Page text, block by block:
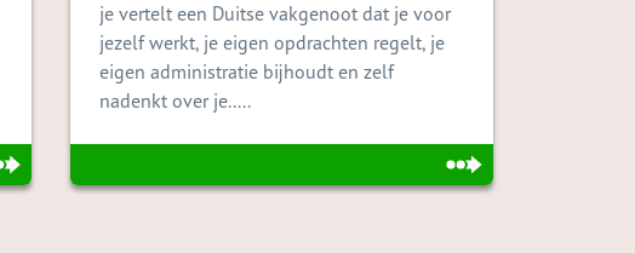
je vertelt een Duitse vakgenoot dat je voor
jezelf werkt, je eigen opdrachten regelt, je
eigen administratie bijhoudt en zelf
nadenkt over je.....